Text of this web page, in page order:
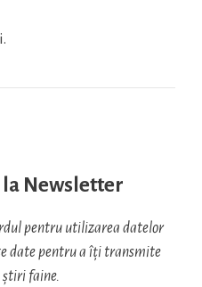
Newsletter
pentru utilizarea datelor
date pentru a îți transmite
faine.